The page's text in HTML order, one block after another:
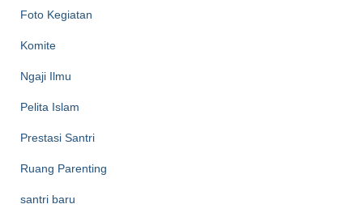
Foto Kegiatan
Komite
Ngaji Ilmu
Pelita Islam
Prestasi Santri
Ruang Parenting
santri baru